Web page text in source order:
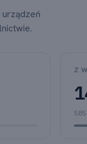
urządzeń
Z